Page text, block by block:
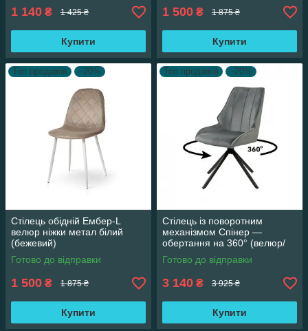
1 140 ₴ 1 425 ₴
Купити
1 500 ₴ 1 875 ₴
Купити
Топ продажів –20%
Стілець обідній Ембер-L
велюр ніжки метал білий
(бежевий)
Готово до відправки
1 500 ₴ 1 875 ₴
Купити
Топ продажів –20%
Стілець із поворотним
механізмом Спінер —
обертання на 360° (велюр/
сірий)
Готово до відправки
3 140 ₴ 3 925 ₴
Купити